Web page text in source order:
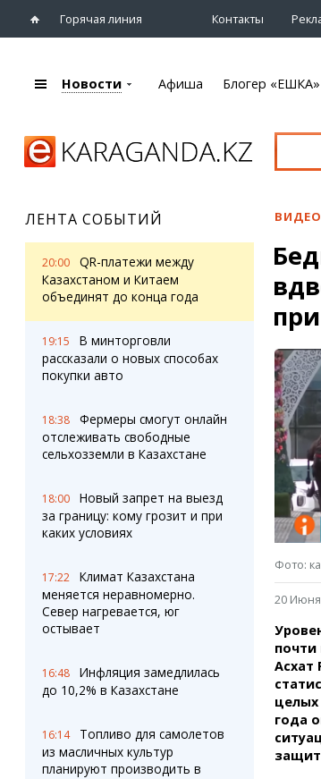
Горячая линия Контакты
Караганды
eTV
Рассылка новостей
Персоны
Афиша
Театры
Спорт
Выставки
Цирк и
Блогер «ЕШКА»
Лента блогера
Фотокомиксы
Коллаж недели
Карты
Web-
Пробки
Карта
Мой
Медиа
Видео
3D-тур
Timelapse
Сервисы
Новости Афиша Блогер «ЕШКА»
ЛЕНТА СОБЫТИЙ
20:00
QR-платежи между
Казахстаном и Китаем
объединят до конца года
19:15
В минторговли
рассказали о новых способах
покупки авто
18:38
Фермеры смогут онлайн
отслеживать свободные
сельхозземли в Казахстане
18:00
Новый запрет на выезд
за границу: кому грозит и при
каких условиях
17:22
Климат Казахстана
меняется неравномерно.
Север нагревается, юг
остывает
16:48
Инфляция замедлилась
до 10,2% в Казахстане
16:14
Топливо для самолетов
из масличных культур
планируют производить в
ВИДЕО
Фото:
20
почти
Асхат
целых
года